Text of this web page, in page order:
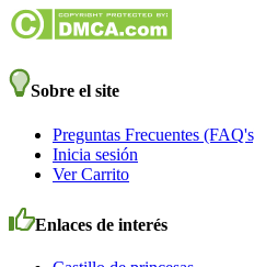
Sobre el site
Preguntas Frecuentes
Inicia sesión
Ver Carrito
Enlaces de interés